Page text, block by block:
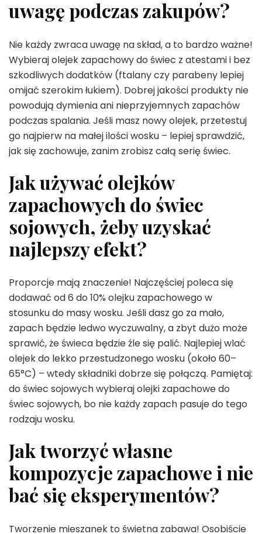
uwagę podczas zakupów?
Nie każdy zwraca uwagę na skład, a to bardzo ważne!
Wybieraj olejek zapachowy do świec z atestami i bez
szkodliwych dodatków (ftalany czy parabeny lepiej
omijać szerokim łukiem). Dobrej jakości produkty nie
powodują dymienia ani nieprzyjemnych zapachów
podczas spalania. Jeśli masz nowy olejek, przetestuj
go najpierw na małej ilości wosku – lepiej sprawdzić,
jak się zachowuje, zanim zrobisz całą serię świec.
Jak używać olejków
zapachowych do świec
sojowych, żeby uzyskać
najlepszy efekt?
Proporcje mają znaczenie! Najczęściej poleca się
dodawać od 6 do 10% olejku zapachowego w
stosunku do masy wosku. Jeśli dasz go za mało,
zapach będzie ledwo wyczuwalny, a zbyt dużo może
sprawić, że świeca będzie źle się palić. Najlepiej wlać
olejek do lekko przestudzonego wosku (około 60–
65°C) – wtedy składniki dobrze się połączą. Pamiętaj:
do świec sojowych wybieraj olejki zapachowe do
świec sojowych, bo nie każdy zapach pasuje do tego
rodzaju wosku.
Jak tworzyć własne
kompozycje zapachowe i nie
bać się eksperymentów?
Tworzenie mieszanek to świetna zabawa! Osobiście